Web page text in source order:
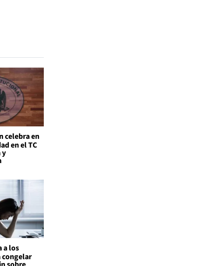
celebra en
en el TC
y
a los
congelar